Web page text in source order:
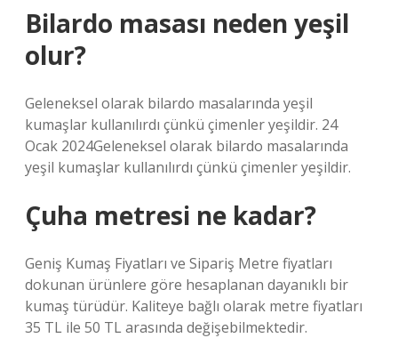
Bilardo masası neden yeşil
olur?
Geleneksel olarak bilardo masalarında yeşil
kumaşlar kullanılırdı çünkü çimenler yeşildir. 24
Ocak 2024Geleneksel olarak bilardo masalarında
yeşil kumaşlar kullanılırdı çünkü çimenler yeşildir.
Çuha metresi ne kadar?
Geniş Kumaş Fiyatları ve Sipariş Metre fiyatları
dokunan ürünlere göre hesaplanan dayanıklı bir
kumaş türüdür. Kaliteye bağlı olarak metre fiyatları
35 TL ile 50 TL arasında değişebilmektedir.